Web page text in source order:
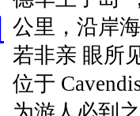
公里，沿岸
若非亲 眼所
位于